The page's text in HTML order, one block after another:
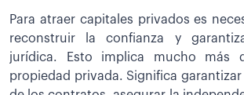
Para atraer capitales privados es
reconstruir la confianza y
jurídica. Esto implica mucho más
propiedad privada. Significa